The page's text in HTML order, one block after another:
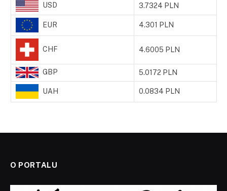
USD 3.7324 PLN
EUR 4.301 PLN
CHF 4.6005 PLN
GBP 5.0172 PLN
UAH 0.0834 PLN
O PORTALU